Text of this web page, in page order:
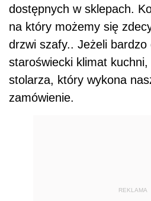
dostępnych w sklepach.
na który możemy się
drzwi szafy.. Jeżeli
staroświecki klimat
stolarza, który wykona
zamówienie.
REKLAMA